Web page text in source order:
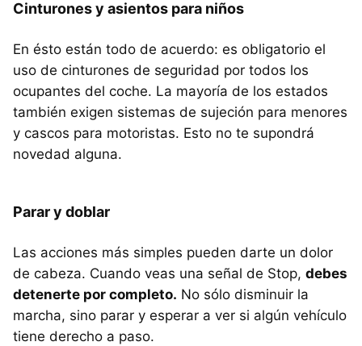
Cinturones y asientos para niños
En ésto están todo de acuerdo: es obligatorio el
uso de cinturones de seguridad por todos los
ocupantes del coche. La mayoría de los estados
también exigen sistemas de sujeción para menores
y cascos para motoristas. Esto no te supondrá
novedad alguna.
Parar y doblar
Las acciones más simples pueden darte un dolor
de cabeza. Cuando veas una señal de Stop, debes
detenerte por completo. No sólo disminuir la
marcha, sino parar y esperar a ver si algún vehículo
tiene derecho a paso.